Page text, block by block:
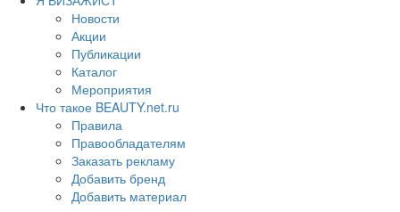
Новости
Акции
Публикации
Каталог
Мероприятия
Что такое BEAUTY.net.ru
Правила
Правообладателям
Заказать рекламу
Добавить бренд
Добавить материал